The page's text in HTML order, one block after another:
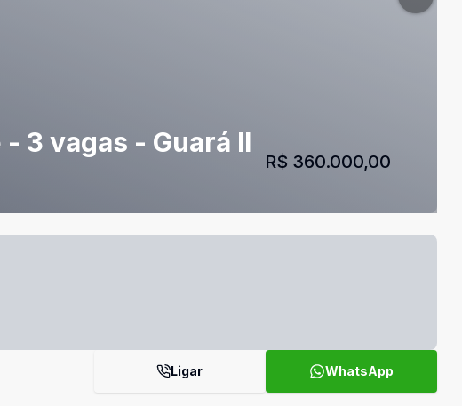
3 vagas - Guará II
R$ 360.000,00
Ligar WhatsApp